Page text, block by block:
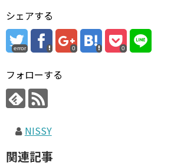
シェアする
error 0 0
フォローする
NISSY
関連記事